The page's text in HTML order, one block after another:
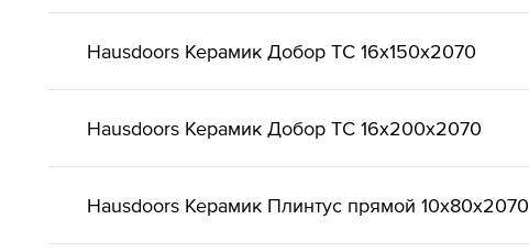
Hausdoors Керамик Добор ТС 16x150x2070
Hausdoors Керамик Добор ТС 16x200x2070
Hausdoors Керамик Плинтус прямой 10x80x2070